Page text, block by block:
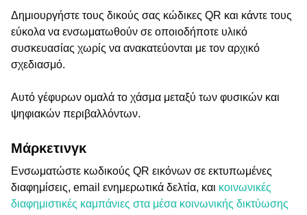
Δημιουργήστε τους δικούς σας κώδικες QR και κάντε τους
εύκολα να ενσωματωθούν σε οποιοδήποτε υλικό
συσκευασίας χωρίς να ανακατεύονται με τον αρχικό
σχεδιασμό.
Αυτό γέφυρων ομαλά το χάσμα μεταξύ των φυσικών και
ψηφιακών περιβαλλόντων.
Μάρκετινγκ
Ενσωματώστε κωδικούς QR εικόνων σε εκτυπωμένες
διαφημίσεις, email ενημερωτικά δελτία, και κοινωνικές
διαφημιστικές καμπάνιες στα μέσα κοινωνικής δικτύωσης